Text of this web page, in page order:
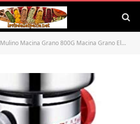
Mulino Macina Grano 800G Macina Grano Elettrico Macina Polvere/Acciaio Inossidabile Ultra Grinder Macchina Polverizzatore/per La Casa Commerciale Erbe Spezie Pepe caffè Mais